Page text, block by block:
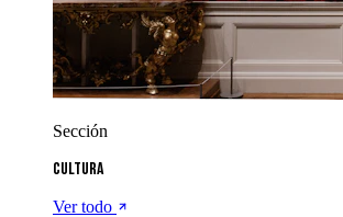
Sección
Cultura
Ver todo